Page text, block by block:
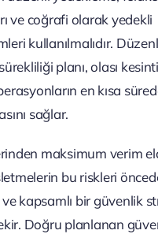
ve coğrafi olarak yedekli
kullanılmalıdır.
planı, olası kesinti
en kısa
sağlar.
maksimum verim
bu riskleri
kapsamlı bir güvenlik
Doğru planlanan